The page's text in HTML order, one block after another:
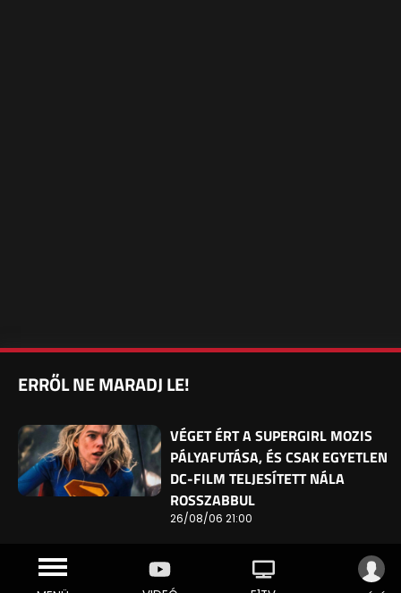
ERRŐL NE MARADJ LE!
VÉGET ÉRT A SUPERGIRL MOZIS
PÁLYAFUTÁSA, ÉS CSAK EGYETLEN
DC-FILM TELJESÍTETT NÁLA
ROSSZABBUL
26/08/06 21:00